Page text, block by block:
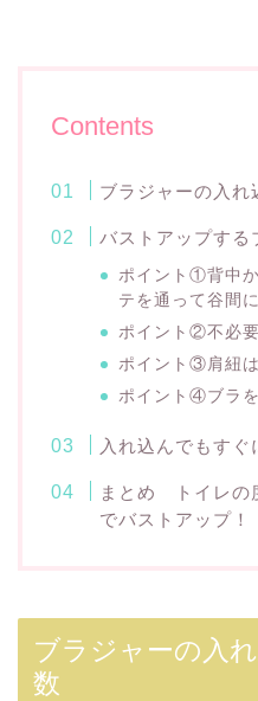
Contents
ブラジャーの入れ
バストアップする
ポイント①背中
テを通って谷間
ポイント②不必
ポイント③肩紐
ポイント④ブラ
入れ込んでもす
まとめ トイレの
でバストアップ！
ブラジャーの入
数